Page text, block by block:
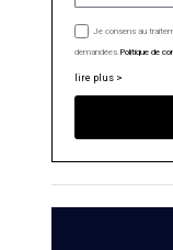
Je consens au
demandées.Politique de
lire plus >